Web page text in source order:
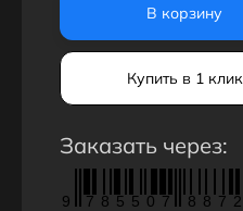
В корзину
Купить в 1 клик
Заказать через:
9 7 8 5 5 0 7 8 8 7 2